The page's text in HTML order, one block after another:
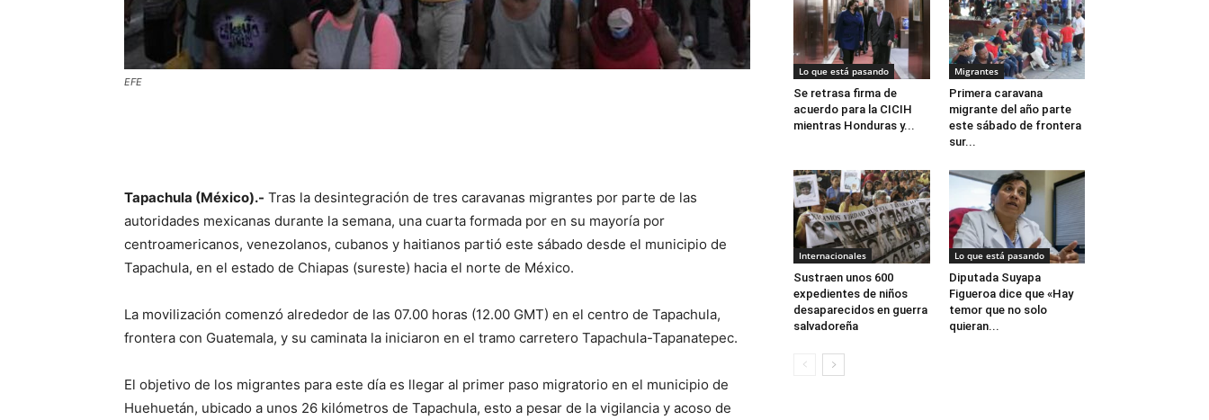
EFE
Tapachula (México).- Tras la desintegración de tres caravanas migrantes por parte de las
autoridades mexicanas durante la semana, una cuarta formada por en su mayoría por
centroamericanos, venezolanos, cubanos y haitianos partió este sábado desde el municipio de
Tapachula, en el estado de Chiapas (sureste) hacia el norte de México.
La movilización comenzó alrededor de las 07.00 horas (12.00 GMT) en el centro de Tapachula,
frontera con Guatemala, y su caminata la iniciaron en el tramo carretero Tapachula-Tapanatepec.
El objetivo de los migrantes para este día es llegar al primer paso migratorio en el municipio de
Huehuetán, ubicado a unos 26 kilómetros de Tapachula, esto a pesar de la vigilancia y acoso de
Lo que está pasando
Se retrasa firma de
acuerdo para la CICIH
mientras Honduras y...
Migrantes
Primera caravana
migrante del año parte
este sábado de frontera
sur...
Internacionales
Sustraen unos 600
expedientes de niños
desaparecidos en guerra
salvadoreña
Lo que está pasando
Diputada Suyapa
Figueroa dice que «Hay
temor que no solo
quieran...